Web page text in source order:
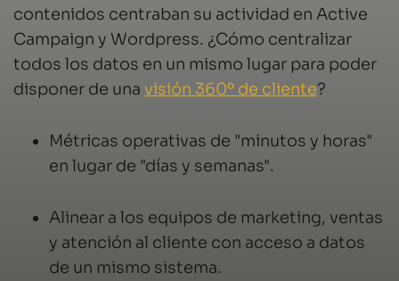
contenidos centraban su actividad en Active
Campaign y Wordpress. ¿Cómo centralizar
todos los datos en un mismo lugar para poder
disponer de una visión 360º de cliente?
Métricas operativas de "minutos y horas"
en lugar de "días y semanas".
Alinear a los equipos de marketing, ventas
y atención al cliente con acceso a datos
de un mismo sistema.